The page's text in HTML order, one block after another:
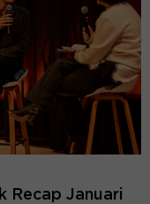
Recap Januari